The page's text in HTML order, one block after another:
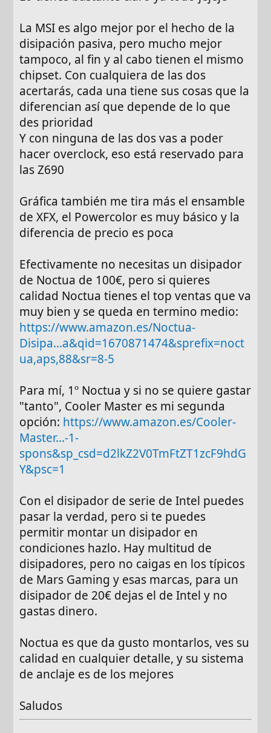
La MSI es algo mejor por el hecho de la
disipación pasiva, pero mucho mejor
tampoco, al fin y al cabo tienen el mismo
chipset. Con cualquiera de las dos
acertarás, cada una tiene sus cosas que la
diferencian así que depende de lo que
des prioridad
Y con ninguna de las dos vas a poder
hacer overclock, eso está reservado para
las Z690
Gráfica también me tira más el ensamble
de XFX, el Powercolor es muy básico y la
diferencia de precio es poca
Efectivamente no necesitas un disipador
de Noctua de 100€, pero si quieres
calidad Noctua tienes el top ventas que va
muy bien y se queda en termino medio:
https://www.amazon.es/Noctua-
Disipa...a&qid=1670871474&sprefix=noct
ua,aps,88&sr=8-5
Para mí, 1º Noctua y si no se quiere gastar
"tanto", Cooler Master es mi segunda
opción: https://www.amazon.es/Cooler-
Master...-1-
spons&sp_csd=d2lkZ2V0TmFtZT1zcF9hdG
Y&psc=1
Con el disipador de serie de Intel puedes
pasar la verdad, pero si te puedes
permitir montar un disipador en
condiciones hazlo. Hay multitud de
disipadores, pero no caigas en los típicos
de Mars Gaming y esas marcas, para un
disipador de 20€ dejas el de Intel y no
gastas dinero.
Noctua es que da gusto montarlos, ves su
calidad en cualquier detalle, y su sistema
de anclaje es de los mejores
Saludos